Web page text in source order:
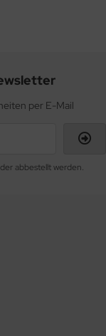
per E-Mail
abbestellt werden.